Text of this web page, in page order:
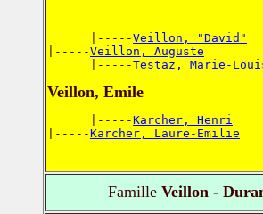
      |-----
Veillon, "David"
|-----Veillon, Auguste
      |-----
Testaz, Marie-
Veillon, Emile
      |-----
Karcher, Henri
|-----Karcher, Laure-Emilie
Famille Veillon -